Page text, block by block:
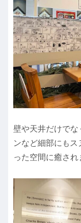
壁や天井だけで
ンなど細部に も ス
った空間に癒さ